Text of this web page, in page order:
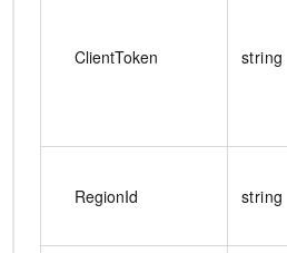
ClientToken string
RegionId string